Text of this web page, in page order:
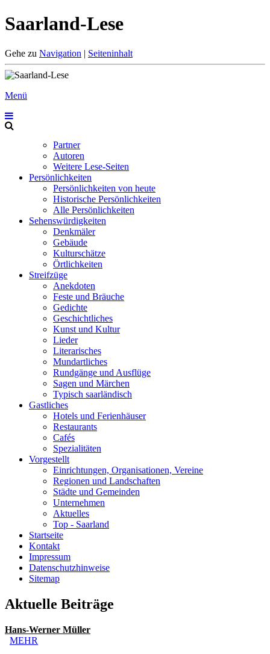
Saarland-Lese
Gehe zu Navigation | Seiteninhalt
Menü
Partner
Autoren
Weitere Lese-Seiten
Persönlichkeiten
Persönlichkeiten von heute
Historische Persönlichkeiten
Alle Persönlichkeiten
Sehenswürdigkeiten
Denkmäler
Gebäude
Kulturschätze
Örtlichkeiten
Streifzüge
Anekdoten
Feste und Bräuche
Gedichte
Geschichtliches
Kunst und Kultur
Lieder
Literarisches
Mundartliches
Rundgänge und Ausflüge
Sagen und Märchen
Typisch saarländisch
Gastliches
Hotels und Ferienhäuser
Restaurants
Cafés
Spezialitäten
Vorgestellt
Einrichtungen, Organisationen, Vereine
Regionen und Landschaften
Städte und Gemeinden
Unternehmen
Aktuelles
Top - Saarland
Startseite
Kontakt
Impressum
Datenschutzhinweise
Sitemap
Aktuelle Beiträge
Hans-Werner Müller
MEHR